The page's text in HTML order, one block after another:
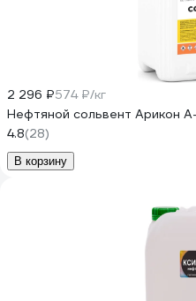
2 296 ₽574 ₽/кг
Нефтяной сольвент Арикон
4.8(28)
В корзину